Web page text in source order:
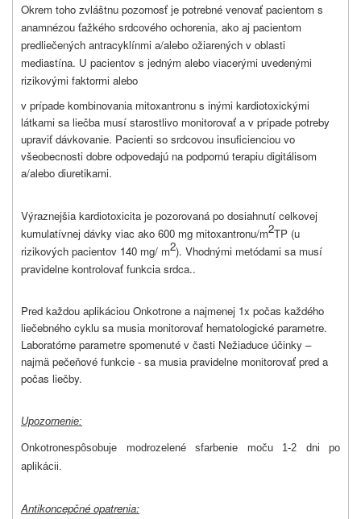
Okrem toho zvláštnu pozornosť je potrebné venovať pacientom s
anamnézou ťažkého srdcového ochorenia, ako aj pacientom
predliečených antracyklínmi a/alebo ožiarených v oblasti
mediastína. U pacientov s jedným alebo viacerými uvedenými
rizikovými faktormi alebo
v prípade kombinovania mitoxantronu s inými kardiotoxickými
látkami sa liečba musí starostlivo monitorovať a v prípade potreby
upraviť dávkovanie. Pacienti so srdcovou insuficienciou vo
všeobecnosti dobre odpovedajú na podpornú terapiu digitálisom
a/alebo diuretikami.
Výraznejšia kardiotoxicita je pozorovaná po dosiahnutí celkovej
kumulatívnej dávky viac ako 600 mg mitoxantronu/m2TP (u
rizikových pacientov 140 mg/ m2). Vhodnými metódami sa musí
pravidelne kontrolovať funkcia srdca..
Pred každou aplikáciou Onkotrone a najmenej 1x počas každého
liečebného cyklu sa musia monitorovať hematologické parametre.
Laboratórne parametre spomenuté v časti Nežiaduce účinky –
najmä pečeňové funkcie - sa musia pravidelne monitorovať pred a
počas liečby.
Upozornenie:
Onkotronespôsobuje modrozelené sfarbenie moču 1-2 dni po
aplikácii.
Antikoncepčné opatrenia: